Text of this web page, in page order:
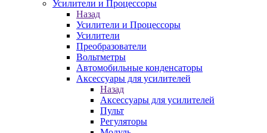
Усилители и Процессоры
Назад
Усилители и Процессоры
Усилители
Преобразователи
Вольтметры
Автомобильные конденсаторы
Аксессуары для усилителей
Назад
Аксессуары для усилителей
Пульт
Регуляторы